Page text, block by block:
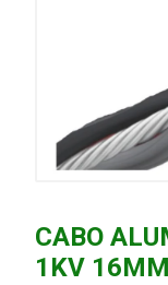
CABO
1KV 16MM